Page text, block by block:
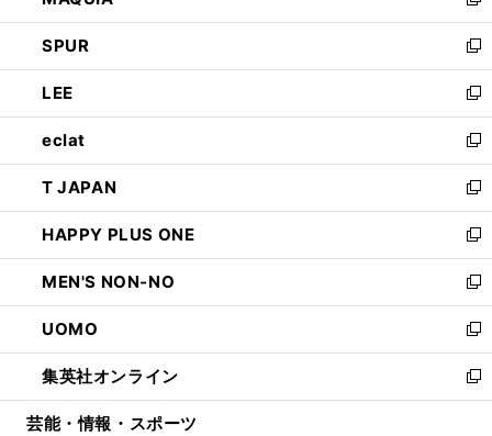
ウ
で
開
く
ン
ド
ウ
で
開
く
ウ
ィ
ン
ド
ウ
で
開
く
し
い
ウ
ィ
ン
ド
ウ
で
開
く
SPUR
新
し
い
ウ
ィ
ン
ド
ウ
で
開
く
LEE
新
し
い
ウ
ィ
ン
ド
ウ
で
開
く
eclat
新
し
い
ウ
ィ
ン
ド
ウ
で
開
く
T JAPAN
新
し
い
ウ
ィ
ン
ド
ウ
で
開
HAPPY PLUS ONE
新
し
い
ウ
ィ
ン
ド
ウ
MEN'S NON-NO
新
し
い
ウ
ィ
ン
UOMO
新
し
い
ウ
集英社オンライン
新
し
芸能・情報・スポーツ